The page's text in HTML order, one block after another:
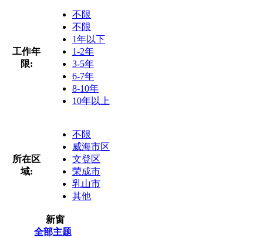
工作年
限:
不限
不限
1年以下
1-2年
3-5年
6-7年
8-10年
10年以上
所在区
域:
不限
威海市区
文登区
荣成市
乳山市
其他
新窗
全部主题